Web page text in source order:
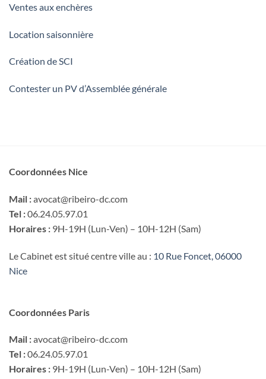
Ventes aux enchères
Location saisonnière
Création de SCI
Contester un PV d’Assemblée générale
Coordonnées Nice
Mail :avocat@ribeiro-dc.com
Tel :06.24.05.97.01
Horaires : 9H-19H (Lun-Ven) – 10H-12H (Sam)
Le Cabinet est situé centre ville au : 10 Rue Foncet, 06000
Nice
Coordonnées Paris
Mail :avocat@ribeiro-dc.com
Tel :06.24.05.97.01
Horaires : 9H-19H (Lun-Ven) – 10H-12H (Sam)